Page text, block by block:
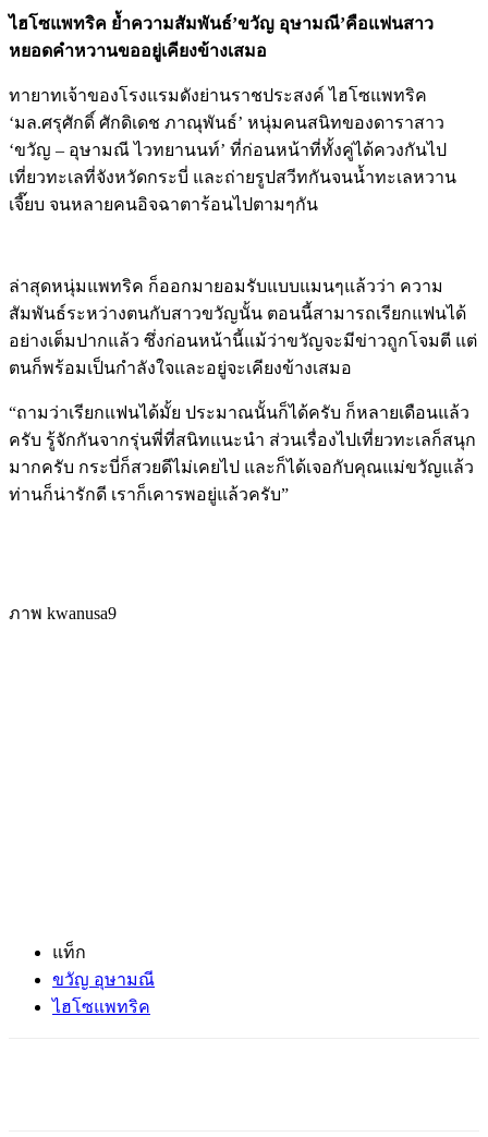
ไฮโซแพทริค ย้ำความสัมพันธ์’ขวัญ อุษามณี’คือแฟนสาว
หยอดคำหวานขออยู่เคียงข้างเสมอ
ทายาทเจ้าของโรงแรมดังย่านราชประสงค์ ไฮโซแพทริค
‘มล.ศรุศักดิ์ ศักดิเดช ภาณุพันธ์’ หนุ่มคนสนิทของดาราสาว
‘ขวัญ – อุษามณี ไวทยานนท์’ ที่ก่อนหน้าที่ทั้งคู่ได้ควงกันไป
เที่ยวทะเลที่จังหวัดกระบี่ และถ่ายรูปสวีทกันจนน้ำทะเลหวาน
เจี๊ยบ จนหลายคนอิจฉาตาร้อนไปตามๆกัน
ล่าสุดหนุ่มแพทริค ก็ออกมายอมรับแบบแมนๆแล้วว่า ความ
สัมพันธ์ระหว่างตนกับสาวขวัญนั้น ตอนนี้สามารถเรียกแฟนได้
อย่างเต็มปากแล้ว ซึ่งก่อนหน้านี้แม้ว่าขวัญจะมีข่าวถูกโจมตี แต่
ตนก็พร้อมเป็นกำลังใจและอยู่จะเคียงข้างเสมอ
“ถามว่าเรียกแฟนได้มั้ย ประมาณนั้นก็ได้ครับ ก็หลายเดือนแล้ว
ครับ รู้จักกันจากรุ่นพี่ที่สนิทแนะนำ ส่วนเรื่องไปเที่ยวทะเลก็สนุก
มากครับ กระบี่ก็สวยดีไม่เคยไป และก็ได้เจอกับคุณแม่ขวัญแล้ว
ท่านก็น่ารักดี เราก็เคารพอยู่แล้วครับ”
ภาพ kwanusa9
แท็ก
ขวัญ อุษามณี
ไฮโซแพทริค